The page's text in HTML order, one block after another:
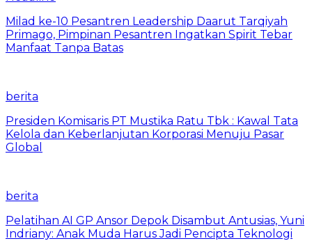
Milad ke-10 Pesantren Leadership Daarut Tarqiyah
Primago, Pimpinan Pesantren Ingatkan Spirit Tebar
Manfaat Tanpa Batas
berita
Presiden Komisaris PT Mustika Ratu Tbk : Kawal Tata
Kelola dan Keberlanjutan Korporasi Menuju Pasar
Global
berita
Pelatihan AI GP Ansor Depok Disambut Antusias, Yuni
Indriany: Anak Muda Harus Jadi Pencipta Teknologi